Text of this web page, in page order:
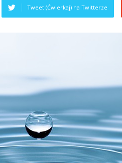
Tweet (Ćwierkaj) na Twitterze